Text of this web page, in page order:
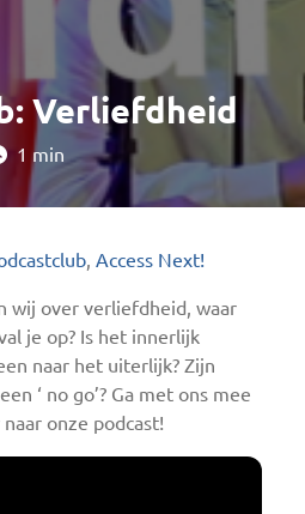
Verliefdheid
1 min
, Access Next!
wij over verliefdheid, waar
je op? Is het innerlijk
naar het uiterlijk? Zijn
‘ no go’? Ga met ons mee
onze podcast!